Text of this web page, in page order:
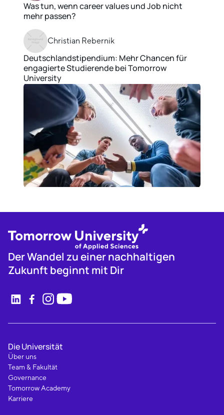
Was tun, wenn career values und Job nicht
mehr passen?
Christian Rebernik
Deutschlandstipendium: Mehr Chancen für
engagierte Studierende bei Tomorrow
University
Der Wandel zu einer nachhaltigen
Zukunft beginnt mit Dir
Die Universität
Über uns
Team & Fakultät
Governance
Tomorrow Academy
Karriere